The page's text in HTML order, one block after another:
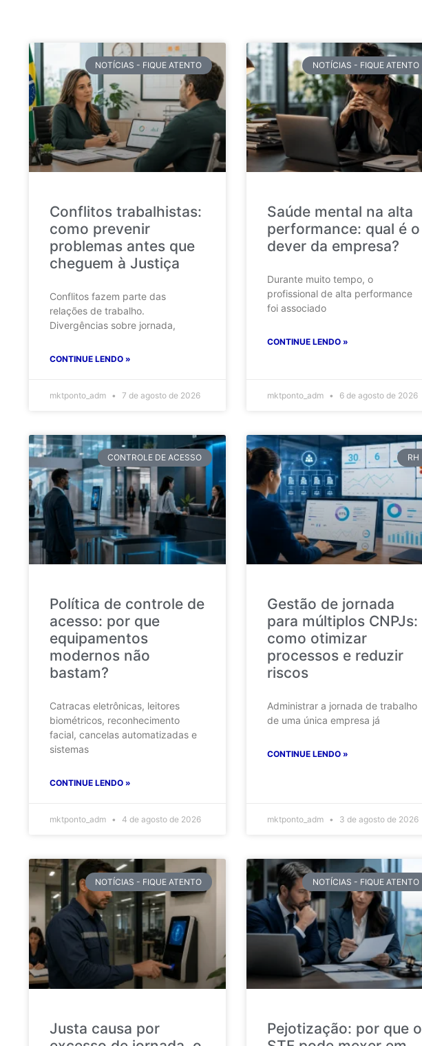
NOTÍCIAS - FIQUE ATENTO
Conflitos trabalhistas:
como prevenir
problemas antes que
cheguem à Justiça
Conflitos fazem parte das
relações de trabalho.
Divergências sobre jornada,
CONTINUE LENDO »
mktponto_adm 7 de agosto de 2026
NOTÍCIAS - FIQUE ATENTO
Saúde mental na alta
performance: qual é o
dever da empresa?
Durante muito tempo, o
profissional de alta performance
foi associado
CONTINUE LENDO »
mktponto_adm 6 de agosto de 2026
CONTROLE DE ACESSO
Política de controle de
acesso: por que
equipamentos
modernos não
bastam?
Catracas eletrônicas, leitores
biométricos, reconhecimento
facial, cancelas automatizadas e
sistemas
CONTINUE LENDO »
mktponto_adm 4 de agosto de 2026
RH
Gestão de jornada
para múltiplos CNPJs:
como otimizar
processos e reduzir
riscos
Administrar a jornada de trabalho
de uma única empresa já
CONTINUE LENDO »
mktponto_adm 3 de agosto de 2026
NOTÍCIAS - FIQUE ATENTO
Justa causa por
NOTÍCIAS - FIQUE ATENTO
Pejotização: por que o